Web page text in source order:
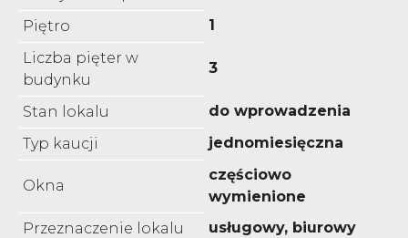
Piętro
1
Liczba pięter w
budynku
3
Stan lokalu
do wprowadzenia
Typ kaucji
jednomiesięczna
Okna
częściowo
wymienione
Przeznaczenie lokalu
usługowy, biurowy